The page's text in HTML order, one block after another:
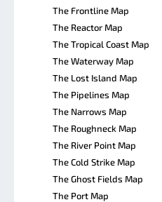
The Frontline Map
The Reactor Map
The Tropical Coast Map
The Waterway Map
The Lost Island Map
The Pipelines Map
The Narrows Map
The Roughneck Map
The River Point Map
The Cold Strike Map
The Ghost Fields Map
The Port Map